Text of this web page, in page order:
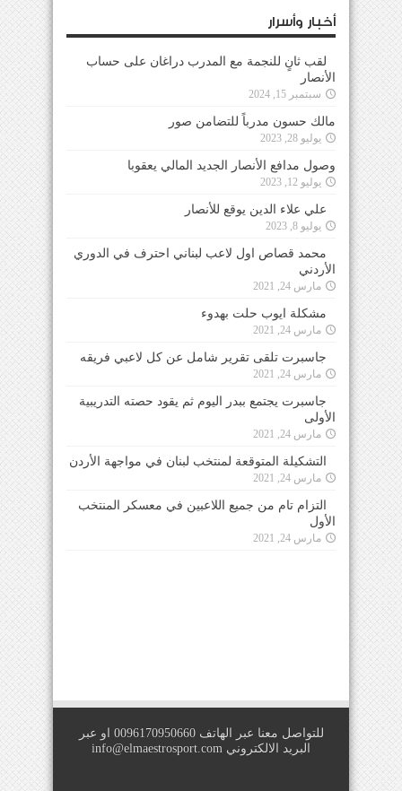
أخبار وأسرار
لقب ثانٍ للنجمة مع المدرب دراغان على حساب
الأنصار
سبتمبر 15, 2024
مالك حسون مدرباً للتضامن صور
يوليو 28, 2023
وصول مدافع الأنصار الجديد المالي يعقوبا
يوليو 12, 2023
علي علاء الدين يوقع للأنصار
يوليو 8, 2023
محمد قصاص اول لاعب لبناني احترف في الدوري
الأردني
مارس 24, 2021
مشكلة ايوب حلت بهدوء
مارس 24, 2021
جاسبرت تلقى تقرير شامل عن كل لاعبي فريقه
مارس 24, 2021
جاسبرت يجتمع ببدر اليوم ثم يقود حصته التدريبية
الأولى
مارس 24, 2021
التشكيلة المتوقعة لمنتخب لبنان في مواجهة الأردن
مارس 24, 2021
التزام تام من جميع اللاعبين في معسكر المنتخب
الأول
مارس 24, 2021
للتواصل معنا عبر الهاتف 0096170950660 او عبر
البريد الالكتروني info@elmaestrosport.com